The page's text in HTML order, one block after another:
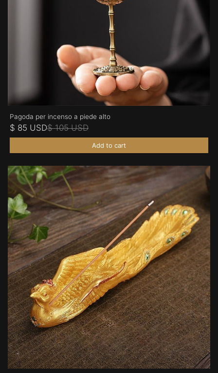
Pagoda per incenso a piede alto
$ 85 USD$ 105 USD
Add to cart